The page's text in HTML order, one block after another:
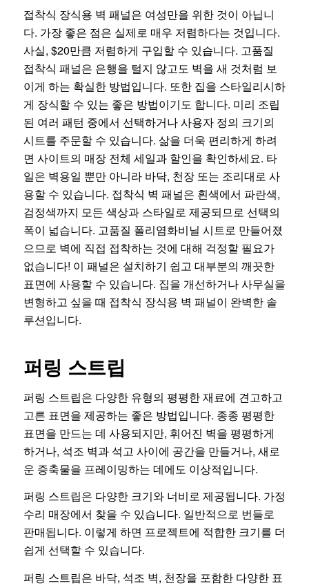
접착식 장식용 벽 패널은 여성만을 위한 것이 아닙니
다. 가장 좋은 점은 실제로 매우 저렴하다는 것입니다.
사실, $20만큼 저렴하게 구입할 수 있습니다. 고품질
접착식 패널은 은행을 털지 않고도 벽을 새 것처럼 보
이게 하는 확실한 방법입니다. 또한 집을 스타일리시하
게 장식할 수 있는 좋은 방법이기도 합니다. 미리 조립
된 여러 패턴 중에서 선택하거나 사용자 정의 크기의
시트를 주문할 수 있습니다. 삶을 더욱 편리하게 하려
면 사이트의 매장 전체 세일과 할인을 확인하세요. 타
일은 벽용일 뿐만 아니라 바닥, 천장 또는 조리대로 사
용할 수 있습니다. 접착식 벽 패널은 흰색에서 파란색,
검정색까지 모든 색상과 스타일로 제공되므로 선택의
폭이 넓습니다. 고품질 폴리염화비닐 시트로 만들어졌
으므로 벽에 직접 접착하는 것에 대해 걱정할 필요가
없습니다! 이 패널은 설치하기 쉽고 대부분의 깨끗한
표면에 사용할 수 있습니다. 집을 개선하거나 사무실을
변형하고 싶을 때 접착식 장식용 벽 패널이 완벽한 솔
루션입니다.
퍼링 스트립
퍼링 스트립은 다양한 유형의 평평한 재료에 견고하고
고른 표면을 제공하는 좋은 방법입니다. 종종 평평한
표면을 만드는 데 사용되지만, 휘어진 벽을 평평하게
하거나, 석조 벽과 석고 사이에 공간을 만들거나, 새로
운 증축물을 프레이밍하는 데에도 이상적입니다.
퍼링 스트립은 다양한 크기와 너비로 제공됩니다. 가정
수리 매장에서 찾을 수 있습니다. 일반적으로 번들로
판매됩니다. 이렇게 하면 프로젝트에 적합한 크기를 더
쉽게 선택할 수 있습니다.
퍼링 스트립은 바닥, 석조 벽, 천장을 포함한 다양한 표